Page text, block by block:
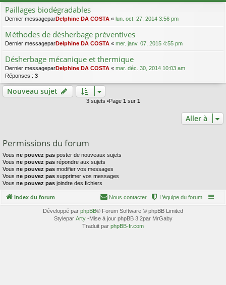
Paillages biodégradables
Dernier messageparDelphine DA COSTA « lun. oct. 27, 2014 3:56 pm
Méthodes de désherbage préventives
Dernier messageparDelphine DA COSTA « mer. janv. 07, 2015 4:55 pm
Désherbage mécanique et thermique
Dernier messageparDelphine DA COSTA « mar. déc. 30, 2014 10:03 am
Réponses : 3
Nouveau sujet
3 sujets •Page 1 sur 1
Aller à
Permissions du forum
Vous ne pouvez pas poster de nouveaux sujets
Vous ne pouvez pas répondre aux sujets
Vous ne pouvez pas modifier vos messages
Vous ne pouvez pas supprimer vos messages
Vous ne pouvez pas joindre des fichiers
Index du forum L’équipe du forum
Nous contacter
Développé par phpBB® Forum Software © phpBB Limited
Stylepar Arty-Mise à jour phpBB 3.2par MrGaby
Traduit par phpBB-fr.com